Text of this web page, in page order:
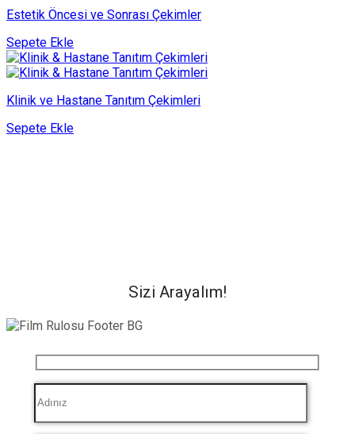
Estetik Öncesi ve Sonrası Çekimler
Sepete Ekle
Klinik ve Hastane Tanıtım Çekimleri
Sepete Ekle
Sizi Arayalım!